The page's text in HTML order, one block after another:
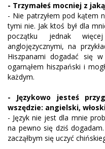
- Trzymałeś mocniej z
- Nie patrzyłem pod kątem
tymi nie. Jak ktoś był dla
początku jednak
anglojęzycznymi, na
Hiszpanami dogadać się
ogarnąłem hiszpański i
każdym.
- Językowo jesteś
wszędzie: angielski,
- Język nie jest dla mnie
na pewno się dziś
zacząłbym się uczyć